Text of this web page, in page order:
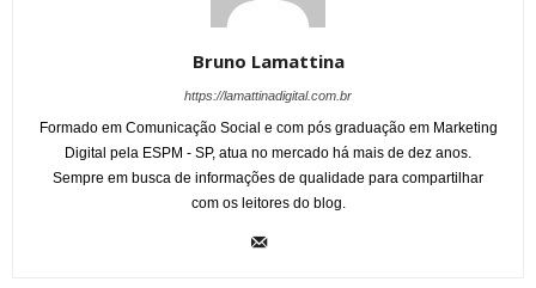
Bruno Lamattina
https://lamattinadigital.com.br
Formado em Comunicação Social e com pós graduação em Marketing
Digital pela ESPM - SP, atua no mercado há mais de dez anos.
Sempre em busca de informações de qualidade para compartilhar
com os leitores do blog.